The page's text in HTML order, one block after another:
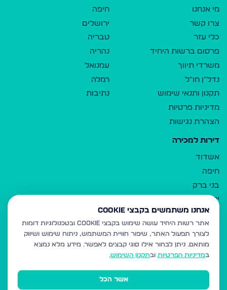
מי אנחנו
צרו קשר
כלי עזר
פרסום ברשות היחיד
משרדי תיווך
נדל"ן חו"ל
תקנון ותנאי שימוש
מדיניות פרטיות
הצהרת נגישות
חיפה
ירושלים
טבריה
נהריה
עמנואל
רמלה
נתיבות
דירות למכירה
אשדוד
חיפה
בני ברק
ירושלים
אלעד
גבעת זאב
בית שמש
רכסים
מודיעין עילית
אנחנו משתמשים בקבצי Cookie
אתר רשות היחיד עושה שימוש בקבצי Cookie ובטכנולוגיות דומות
לצורך תפעול האתר, שיפור חוויית המשתמש, ניתוח שימוש ושיווק
מותאם. ניתן לבחור אילו סוגי קבצים לאפשר. מידע מלא נמצא
במדיניות הפרטיות ובתקנון השימוש.
אשר הכל